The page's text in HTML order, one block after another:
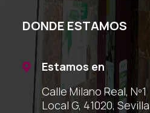
DONDE ESTAMOS

Estamos en
Calle Milano Real, Nº1
Local G, 41020, Sevilla